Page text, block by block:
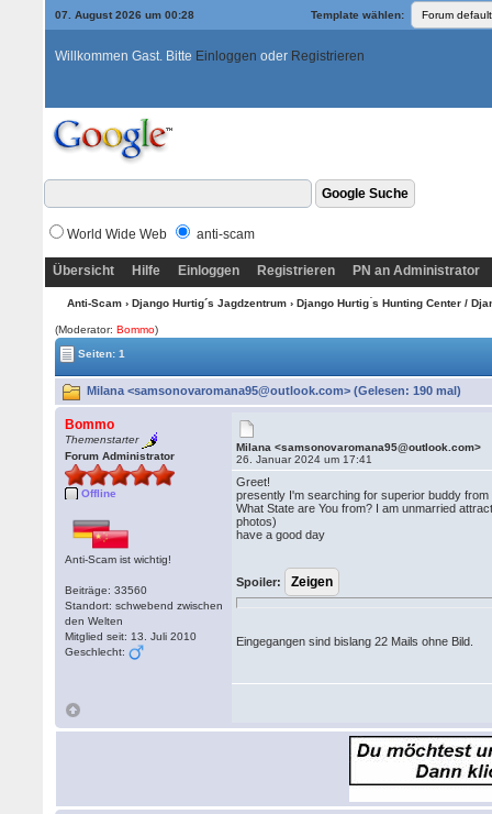
07. August 2026 um 00:28 Template wählen:
Willkommen Gast. Bitte Einloggen oder Registrieren
World Wide Web anti-scam
Übersicht Hilfe Einloggen Registrieren PN an Administrator
Anti-Scam› Django Hurtig´s Jagdzentrum› Django Hurtig ́s Hunting Center /
(Moderator:Bommo)
Seiten: 1
Milana <samsonovaromana95@outlook.com> (Gelesen: 190 mal)
Bommo
Themenstarter
Forum Administrator
Offline
Anti-Scam ist wichtig!
Beiträge: 33560
Standort: schwebend zwischen
den Welten
Mitglied seit: 13. Juli 2010
Geschlecht:
Milana <samsonovaromana95@outlook.com>
26. Januar 2024 um 17:41
Greet!
presently I'm searching for superior buddy from
What State are You from? I am unmarried
photos)
have a good day
Spoiler:
Eingegangen sind bislang 22 Mails ohne Bild.